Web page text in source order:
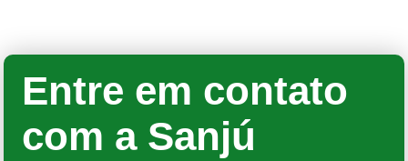
Entre em contato
com a Sanjú